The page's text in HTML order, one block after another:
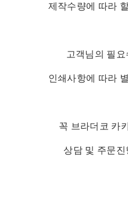
제작수량에 따라
고객님의 필
인쇄사항에 따라
꼭 브라더코 카
상담 및 주문